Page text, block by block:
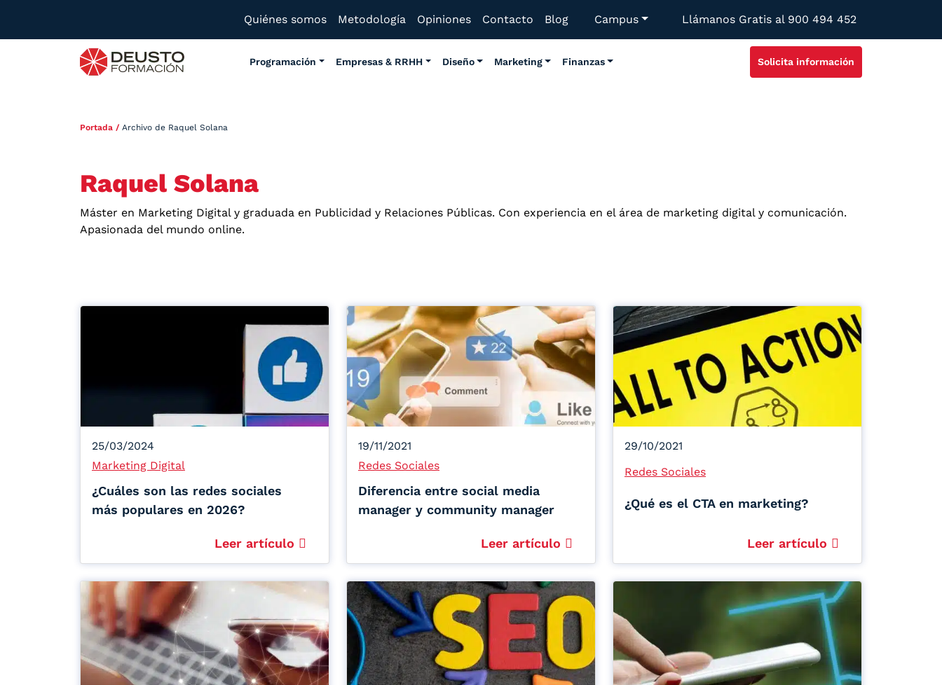
Quiénes somos Metodología Opiniones Contacto Blog Campus Llámanos Gratis al 900 494 452
Programación Empresas & RRHH Diseño Marketing Finanzas Solicita información
Portada / Archivo de Raquel Solana
Raquel Solana
Máster en Marketing Digital y graduada en Publicidad y Relaciones Públicas. Con experiencia en el área de marketing digital y comunicación.
Apasionada del mundo online.
25/03/2024
Marketing Digital
¿Cuáles son las redes sociales
más populares en 2026?
Leer artículo
19/11/2021
Redes Sociales
Diferencia entre social media
manager y community manager
Leer artículo
29/10/2021
Redes Sociales
¿Qué es el CTA en marketing?
Leer artículo